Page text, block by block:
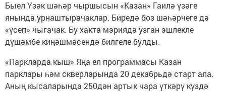
Быел Үзәк шәһәр чыршысын «Казан» Гаилә үзәге
янында урнаштырачаклар. Биредә боз шәһәрчеге дә
«үсеп» чыгачак. Бу хакта мэриядә узган эшлекле
дүшәмбе киңәшмәсендә билгеле булды.
«Паркларда кыш» Яңа ел программасы Казан
парклары һәм скверларында 20 декабрьдә старт ала.
Аның кысаларында 250дән артык чара үткәрү күздә